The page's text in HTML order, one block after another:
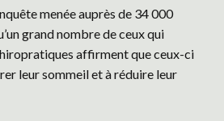
menée auprès de 34 000
grand nombre de ceux qui
affirment que ceux-ci
leur sommeil et à réduire leur